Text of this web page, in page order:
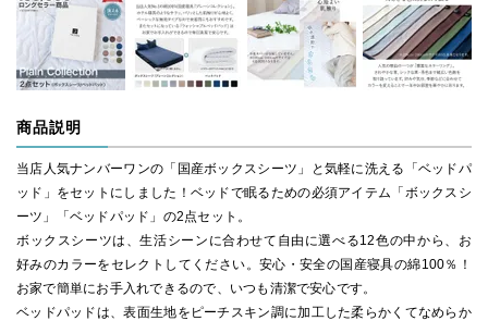
商品説明
当店人気ナンバーワンの「国産ボックスシーツ」と気軽に洗える「ベッドパ
ッド」をセットにしました！ベッドで眠るための必須アイテム「ボックスシ
ーツ」「ベッドパッド」の2点セット。
ボックスシーツは、生活シーンに合わせて自由に選べる12色の中から、お
好みのカラーをセレクトしてください。安心・安全の国産寝具の綿100％！
お家で簡単にお手入れできるので、いつも清潔で安心です。
ベッドパッドは、表面生地をピーチスキン調に加工した柔らかくてなめらか